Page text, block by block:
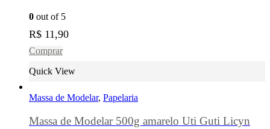
0 out of 5
R$ 11,90
Comprar
Quick View
Massa de Modelar, Papelaria
Massa de Modelar 500g amarelo Uti Guti Licyn